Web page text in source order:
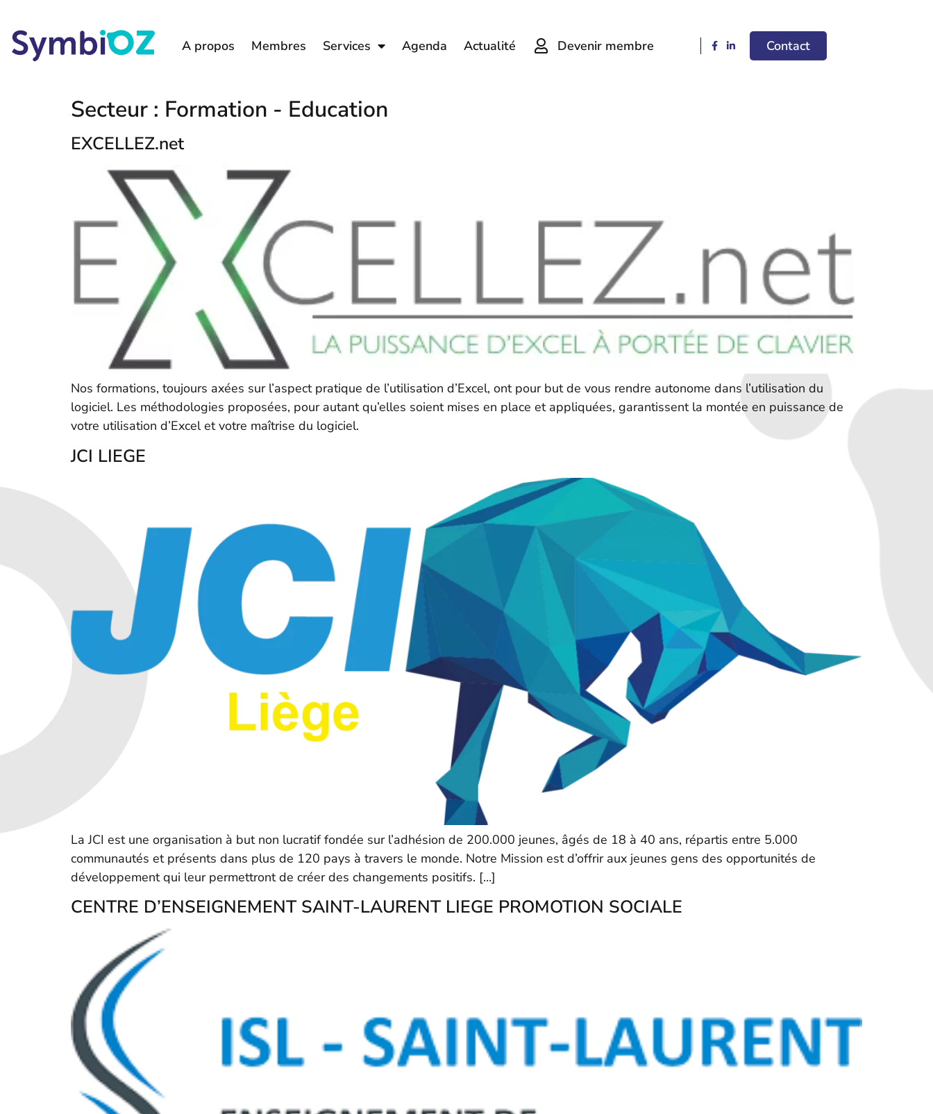
A propos Membres Services Agenda Actualité Devenir membre Contact
Secteur : Formation - Education
EXCELLEZ.net
Nos formations, toujours axées sur l’aspect pratique de l’utilisation d’Excel, ont pour but de vous rendre autonome dans l’utilisation du
logiciel. Les méthodologies proposées, pour autant qu’elles soient mises en place et appliquées, garantissent la montée en puissance de
votre utilisation d’Excel et votre maîtrise du logiciel.
JCI LIEGE
La JCI est une organisation à but non lucratif fondée sur l’adhésion de 200.000 jeunes, âgés de 18 à 40 ans, répartis entre 5.000
communautés et présents dans plus de 120 pays à travers le monde. Notre Mission est d’offrir aux jeunes gens des opportunités de
développement qui leur permettront de créer des changements positifs. […]
CENTRE D’ENSEIGNEMENT SAINT-LAURENT LIEGE PROMOTION SOCIALE